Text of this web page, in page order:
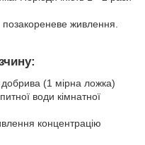
позакореневе живлення.
добрива (1 мірна ложка)
води кімнатної
концентрацію